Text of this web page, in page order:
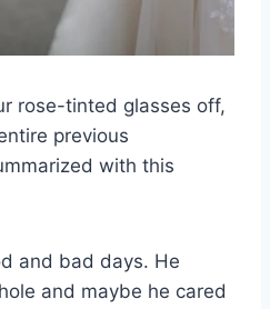
rose-tinted glasses off,
previous
with this
and bad days. He
and maybe he cared